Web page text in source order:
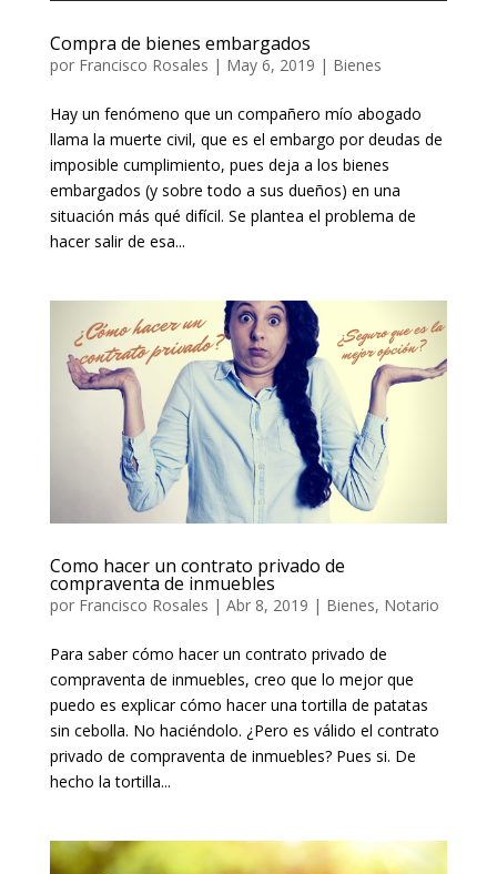
Compra de bienes embargados
por Francisco Rosales | May 6, 2019 | Bienes
Hay un fenómeno que un compañero mío abogado
llama la muerte civil, que es el embargo por deudas de
imposible cumplimiento, pues deja a los bienes
embargados (y sobre todo a sus dueños) en una
situación más qué difícil. Se plantea el problema de
hacer salir de esa...
Como hacer un contrato privado de
compraventa de inmuebles
por Francisco Rosales | Abr 8, 2019 | Bienes, Notario
Para saber cómo hacer un contrato privado de
compraventa de inmuebles, creo que lo mejor que
puedo es explicar cómo hacer una tortilla de patatas
sin cebolla. No haciéndolo. ¿Pero es válido el contrato
privado de compraventa de inmuebles? Pues si. De
hecho la tortilla...